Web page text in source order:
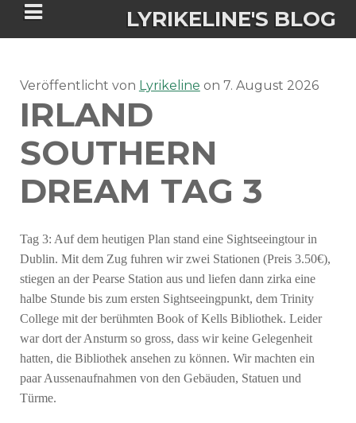
LYRIKELINE'S BLOG
Tania Morgan's Blog über alles, was
sie im Leben bewegt.
NIEMALS FÜR IMMER (ROMAN)
NIGHTMARES
BÜCHERSHOPS
DATENSCHUTZERKLÄRUNG
Veröffentlicht von Lyrikeline on 7. August 2026
IRLAND
SOUTHERN
DREAM TAG 3
Tag 3: Auf dem heutigen Plan stand eine Sightseeingtour in
Dublin. Mit dem Zug fuhren wir zwei Stationen (Preis 3.50€),
stiegen an der Pearse Station aus und liefen dann zirka eine
halbe Stunde bis zum ersten Sightseeingpunkt, dem Trinity
College mit der berühmten Book of Kells Bibliothek. Leider
war dort der Ansturm so gross, dass wir keine Gelegenheit
hatten, die Bibliothek ansehen zu können. Wir machten ein
paar Aussenaufnahmen von den Gebäuden, Statuen und
Türme.